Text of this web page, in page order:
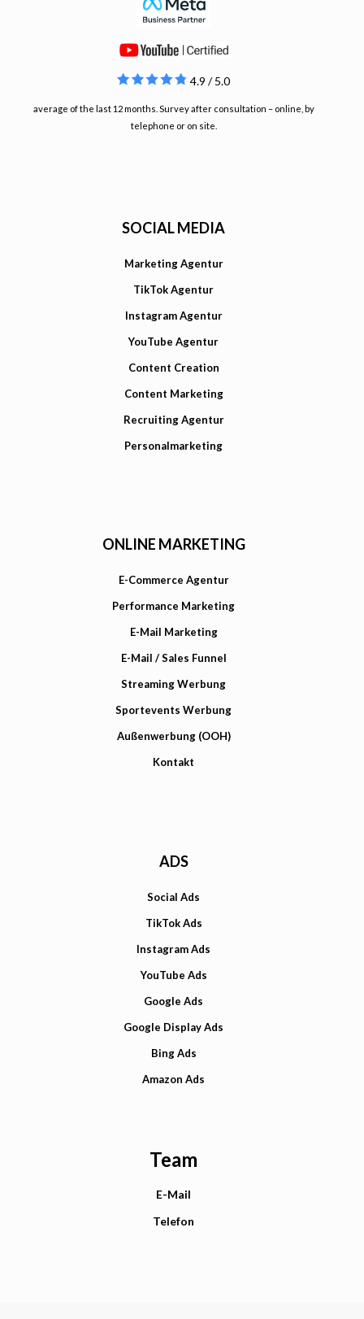
4.9 / 5.0
average of the last 12 months. Survey after consultation – online, by
telephone or on site.
SOCIAL MEDIA
Marketing Agentur
TikTok Agentur
Instagram Agentur
YouTube Agentur
Content Creation
Content Marketing
Recruiting Agentur
Personalmarketing
ONLINE MARKETING
E-Commerce Agentur
Performance Marketing
E-Mail Marketing
E-Mail / Sales Funnel
Streaming Werbung
Sportevents Werbung
Außenwerbung (OOH)
Kontakt
ADS
Social Ads
TikTok Ads
Instagram Ads
YouTube Ads
Google Ads
Google Display Ads
Bing Ads
Amazon Ads
Team
E-Mail
Telefon